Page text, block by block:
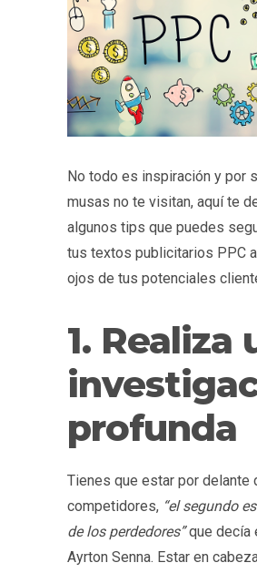
No todo es inspiración y por
musas no te visitan, aquí te
algunos tips que puedes
tus textos publicitarios PPC
ojos de tus potenciales
1. Realiza
profunda
Tienes que estar por delante
competidores, “el segundo
de los perdedores”que decía
Ayrton Senna. Estar en